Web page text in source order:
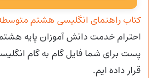
کتاب راهنمای انگلیسی هشتم
احترام خدمت دانش آموزان پایه
پست برای شما فایل گام به گام
قرار داده ایم.